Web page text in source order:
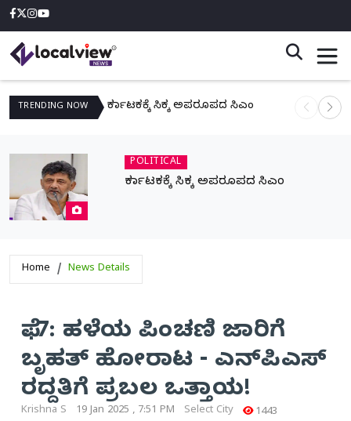
TRENDING NOW ಕರ್ನಾಟಕಕ್ಕೆ ಸಿಕ್ಕ ಅಪರೂಪದ ಸಿಎಂ ನಾಳೆ
POLITICAL
ಕರ್ನಾಟಕಕ್ಕೆ ಸಿಕ್ಕ ಅಪರೂಪದ ಸಿಎಂ
Home News Details
ಫೆ. 7: ಹಳೆಯ ಪಿಂಚಣಿ ಜಾರಿಗೆ
ಬೃಹತ್ ಹೋರಾಟ - ಎನ್‌ಪಿಎಸ್
ರದ್ದತಿಗೆ ಪ್ರಬಲ ಒತ್ತಾಯ!
Krishna S 19 Jan 2025 , 7:51 PM Select City 1443